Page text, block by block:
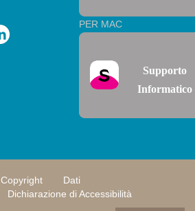
PER MAC
Supporto
Informatico
Copyright
Dati
Dichiarazione di Accessibilità